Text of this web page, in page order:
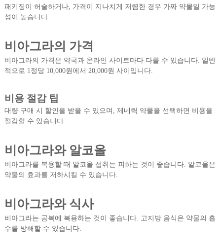
패키징이 허술하거나, 가격이 지나치게 저렴한 경우 가짜 약물일 가능
성이 높습니다.
비아그라의 가격
비아그라의 가격은 약국과 온라인 사이트마다 다를 수 있습니다. 일반
적으로 1정당 10,000원에서 20,000원 사이입니다.
비용 절감 팁
대량 구매 시 할인을 받을 수 있으며, 제네릭 약물을 선택하면 비용을
절감할 수 있습니다.
비아그라와 알코올
비아그라를 복용할 때 알코올 섭취는 피하는 것이 좋습니다. 알코올은
약물의 효과를 저하시킬 수 있습니다.
비아그라와 식사
비아그라는 공복에 복용하는 것이 좋습니다. 고지방 음식은 약물의 흡
수를 방해할 수 있습니다.